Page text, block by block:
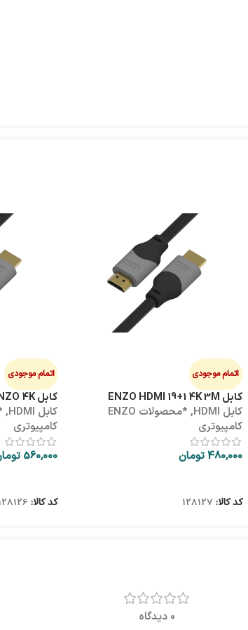
اتمام موجودی
کابل ENZO HDMI 19+1 4K 3M
کابل HDMI ,
*محصولات ENZO
کامپیوتری
480,000تومان
کد کالا: 128127
اتمام موجودی
کابل HDMI 5M ENZO 4K
کابل HDMI ,
کامپیوتری
560,000
کد کالا:
0 دیدگاه